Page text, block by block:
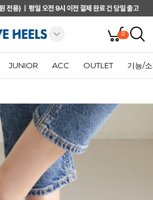
0
JUNIOR ACC OUTLET 기능/